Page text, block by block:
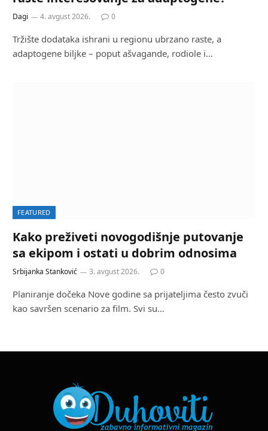
Dagi 4. avgust 2026. 0
Tržište dodataka ishrani u regionu ubrzano raste, a
adaptogene biljke – poput ašvagande, rodiole i…
FEATURED
Kako preživeti novogodišnje putovanje
sa ekipom i ostati u dobrim odnosima
Srbijanka Stanković 3. avgust 2026. 0
Planiranje dočeka Nove godine sa prijateljima često zvuči
kao savršen scenario za film. Svi su…